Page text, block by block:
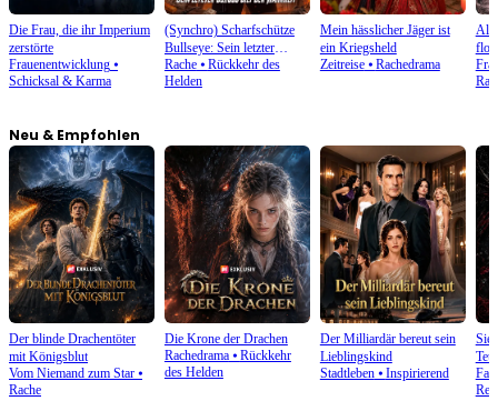
Die Frau, die ihr Imperium
zerstörte
Frauenentwicklung ⦁
Schicksal & Karma
(Synchro) Scharfschütze
Bullseye: Sein letzter
Schuss gilt der Wahrheit
Rache⦁ Rückkehr des
Helden
Mein hässlicher Jäger ist
ein Kriegsheld
Zeitreise⦁ Rachedrama
Als
flog
Neu & Empfohlen
Der blinde Drachentöter
mit Königsblut
Vom Niemand zum Star ⦁
Rache
Die Krone der Drachen
Rachedrama⦁ Rückkehr
des Helden
Der Milliardär bereut sein
Lieblingskind
Stadtleben⦁ Inspirierend